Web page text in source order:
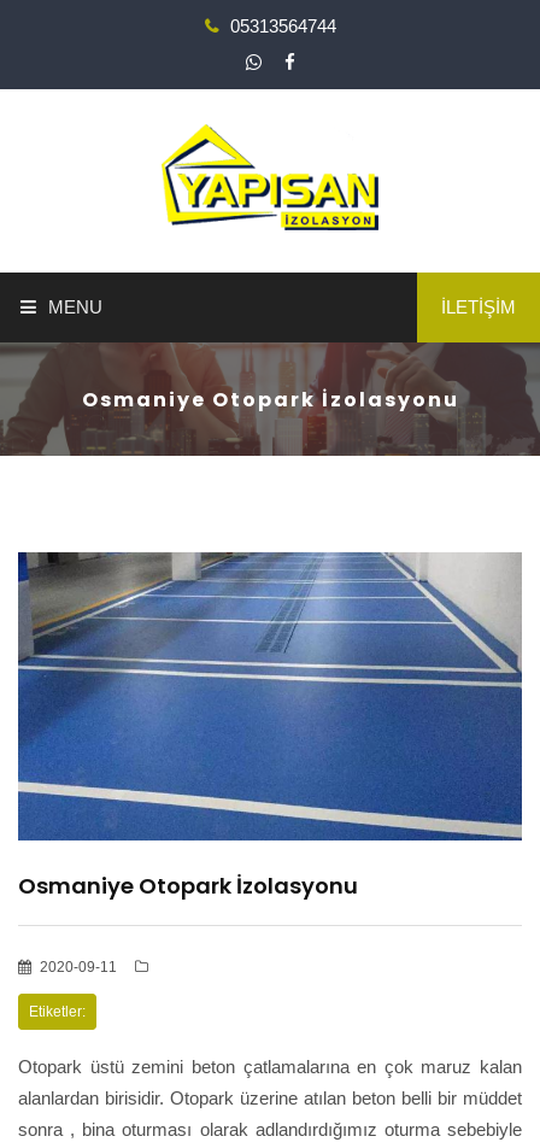
05313564744
MENU
ANA SAYFA
HİZMETLER
BÖLGELER
ADANA
OSMANİYE
İZOLASYON
BLOG
İLETİŞİM
Osmaniye Otopark İzolasyonu
Osmaniye Otopark İzolasyonu
2020-09-11
Etiketler:
Otopark üstü zemini beton çatlamalarına en çok maruz kalan
alanlardan birisidir. Otopark üzerine atılan beton belli bir müddet
sonra , bina oturması olarak adlandırdığımız oturma sebebiyle